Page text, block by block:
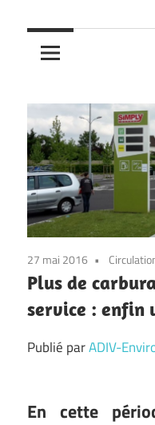
27 mai 2016
Plus de
service : enfin
Publié parADIV-
En cette